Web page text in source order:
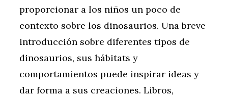
proporcionar a los niños un poco de
contexto sobre los dinosaurios. Una breve
introducción sobre diferentes tipos de
dinosaurios, sus hábitats y
comportamientos puede inspirar ideas y
dar forma a sus creaciones. Libros,